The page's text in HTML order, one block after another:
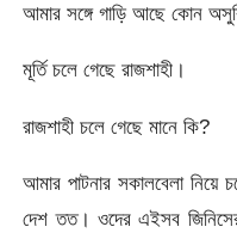
আমার সঙ্গে গাড়ি আছে কোন
মূর্তি চলে গেছে রাজশাহী।
রাজশাহী চলে গেছে মানে কি?
আমার পাটনার সকালবেলা নিয়ে
দেশ তত। ওদের এইসব